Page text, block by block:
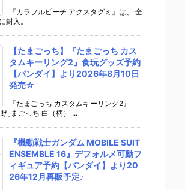
『カラフルピーチ アクスタグミ』は、 全
封入。
【たまごっち】『たまごっち カス
タムキーリング2』食玩グッズ予約
【バンダイ】より2026年8月10日
発売☆
『たまごっち カスタムキーリング2』
たまごっち 白（柄） ...
『機動戦士ガンダム MOBILE SUIT
ENSEMBLE 16』デフォルメ可動フ
ィギュア予約【バンダイ】より20
26年12月再販予定♪